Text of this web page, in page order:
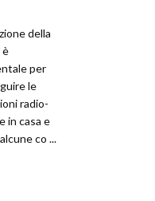
della
è
per
le
radio-
in casa e
co ...